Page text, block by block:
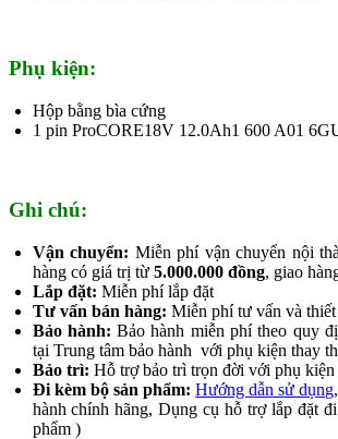
Phụ kiện:
Hộp bằng bìa cứng
1 pin ProCORE18V 12.0Ah1 600 A01
Ghi chú:
Vận chuyển: Miễn phí vận chuyển nội
hàng có giá trị từ 5.000.000 đồng, giao
Lắp đặt: Miễn phí lắp đặt
Tư vấn bán hàng: Miễn phí tư vấn và
Bảo hành: Bảo hành miễn phí theo quy
tại Trung tâm bảo hành với phụ kiện thay
Bảo trì: Hỗ trợ bảo trì trọn đời với phụ kiện
Đi kèm bộ sản phẩm: Hướng dẫn sử dụng
hành chính hãng, Dụng cụ hỗ trợ lắp đặt
phẩm )